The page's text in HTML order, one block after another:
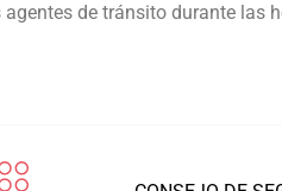
agentes de tránsito durante las